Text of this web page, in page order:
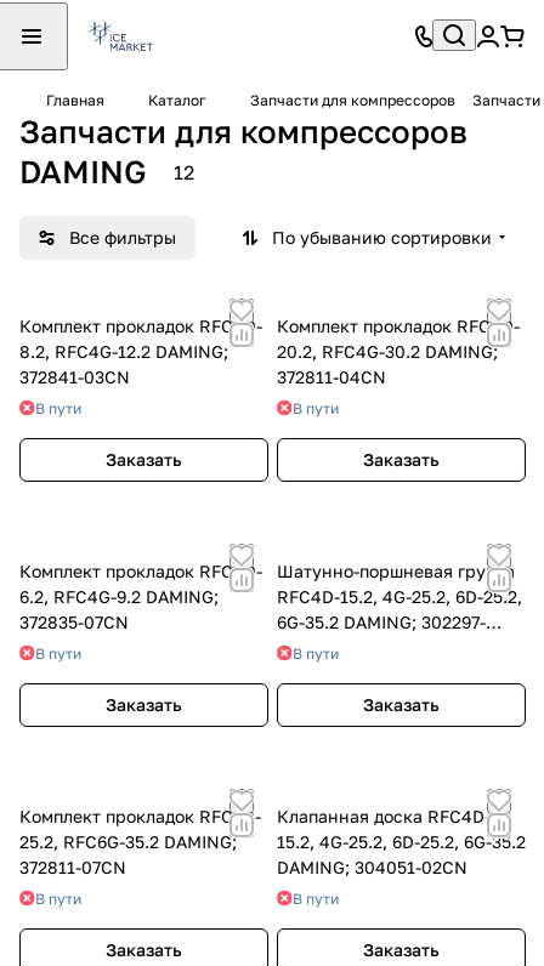
Главная Каталог Запчасти для компрессоров Запчасти
Запчасти для компрессоров
DAMING
12
Все фильтры По убыванию сортировки
Комплект прокладок RFC4D-
8.2, RFC4G-12.2 DAMING;
372841-03CN
В пути
Заказать
Комплект прокладок RFC4D-
20.2, RFC4G-30.2 DAMING;
372811-04CN
В пути
Заказать
Комплект прокладок RFC4D-
6.2, RFC4G-9.2 DAMING;
372835-07CN
В пути
Заказать
Шатунно-поршневая группа
RFC4D-15.2, 4G-25.2, 6D-25.2,
6G-35.2 DAMING; 302297-
37CN
В пути
Заказать
Комплект прокладок RFC6D-
25.2, RFC6G-35.2 DAMING;
372811-07CN
В пути
Заказать
Клапанная доска RFC4D-
15.2, 4G-25.2, 6D-25.2, 6G-35.2
DAMING; 304051-02CN
В пути
Заказать